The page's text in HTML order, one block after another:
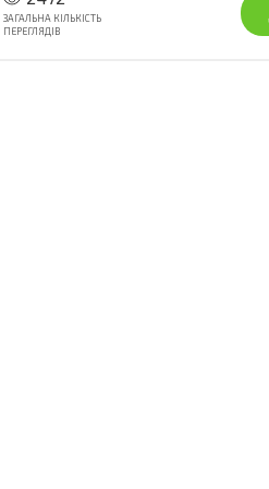
ЗАГАЛЬНА КІЛЬКІСТЬ
ПЕРЕГЛЯДІВ